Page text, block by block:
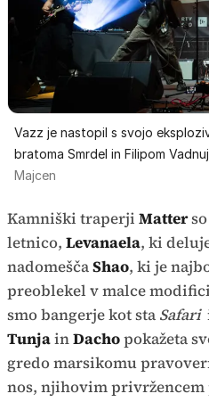
Vazz je nastopil s svojo
bratoma Smrdel in Filipom
Majcen
Kamniški traperji Matter
letnico, Levanaela, ki
nadomeščaShao, ki je
preoblekel v malce
smo bangerje kot sta Safari
TunjainDachopokažeta
gredo marsikomu
nos, njihovim privržencem